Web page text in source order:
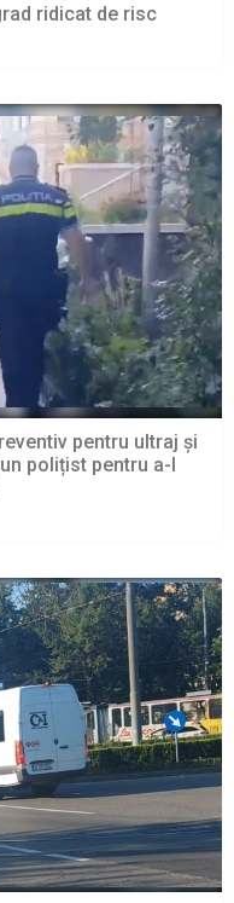
ridicat de risc
pentru ultraj și
polițist pentru a-l